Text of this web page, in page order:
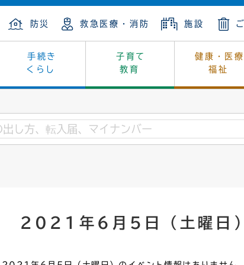
防災 救急医療・消防 施設
手続き
くらし
子育て
教育
健康・医療
福祉
保険・年金
墓地・斎場
戸籍謄本・抄本
教育
学級閉鎖
福祉
保健所
文化財
はじめよう、ハマライ
カーボンニュートラル
福祉・介護
庁舎案内
統計
情報公開・個人情報
2021年6月5日（土曜日）